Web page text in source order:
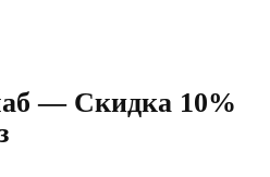
— Скидка 10%